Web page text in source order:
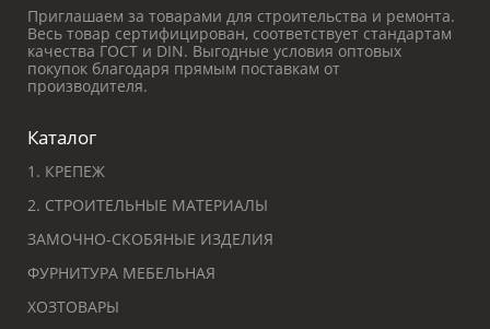
Приглашаем за товарами для строительства и ремонта.
Весь товар сертифицирован, соответствует стандартам
качества ГОСТ и DIN. Выгодные условия оптовых
покупок благодаря прямым поставкам от
производителя.
Каталог
1. КРЕПЕЖ
2. СТРОИТЕЛЬНЫЕ МАТЕРИАЛЫ
ЗАМОЧНО-СКОБЯНЫЕ ИЗДЕЛИЯ
ФУРНИТУРА МЕБЕЛЬНАЯ
ХОЗТОВАРЫ